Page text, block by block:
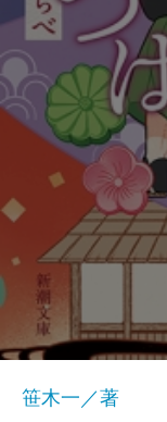
笹木一／著